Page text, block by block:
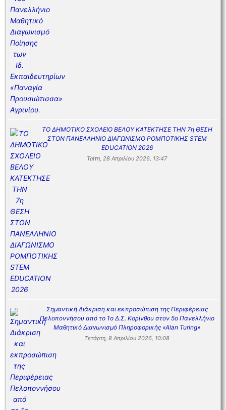
ΤΟ ΔΗΜΟΤΙΚΟ ΣΧΟΛΕΙΟ ΒΕΛΟΥ ΚΑΤΕΚΤΗΣΕ ΤΗΝ 7η ΘΕΣΗ
ΣΤΟΝ ΠΑΝΕΛΛΗΝΙΟ ΔΙΑΓΩΝΙΣΜΟ ΡΟΜΠΟΤΙΚΗΣ STEM
EDUCATION 2026
Τρίτη, 28 Απριλίου 2026, 13:47
Σημαντική Διάκριση και εκπροσώπιση της Περιφέρειας
Πελοποννήσου από το 1ο Δ.Σ. Κορίνθου στον 5ο Πανελλήνιο
Μαθητικό Διαγωνισμό Πληροφορικής «Alan Turing»
Τετάρτη, 8 Απριλίου 2026, 10:08